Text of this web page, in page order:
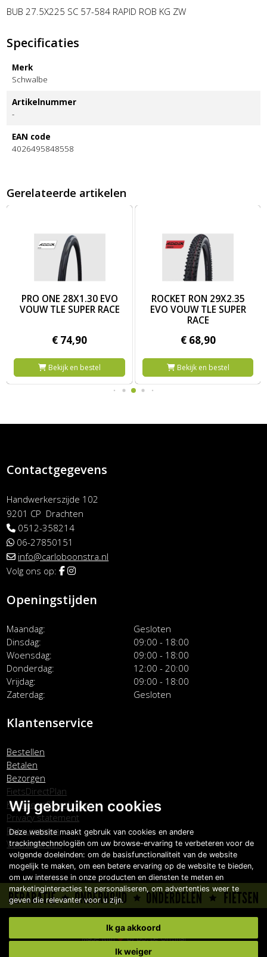
BUB 27.5X225 SC 57-584 RAPID ROB KG ZW
Specificaties
Merk
Schwalbe
Artikelnummer
-
EAN code
4026495848558
Gerelateerde artikelen
PRO ONE 28X1.30 EVO
VOUW TLE SUPER RACE
€ 74,90
Bekijk en bestel
ROCKET RON 29X2.35
EVO VOUW TLE SUPER
RACE
€ 68,90
Bekijk en bestel
Contactgegevens
Handwerkerszijde 102
9201 CP Drachten
0512-358214
06-27850151
info@carloboonstra.nl
Volg ons op:
Openingstijden
Maandag
Gesloten
Dinsdag
09:00 - 18:00
Woensdag
09:00 - 18:00
Donderdag
12:00 - 20:00
Vrijdag
09:00 - 18:00
Zaterdag
Gesloten
Klantenservice
Bestellen
Betalen
Bezorgen
FietsDirectPlan
Klachtenafhandeling
Privacy statement
Retourneren
Voorwaarden
Copyright © Carlo Boonstra de Fietsspecialist 2026
Made with
byBO. Be Original
Powered byBO Creator DXP®
Wij gebruiken cookies
Deze website maakt gebruik van cookies en andere
trackingtechnologiën om uw browse-ervaring te verbeteren voor de
volgende doeleinden: om de basisfunctionaliteit van de website
mogelijk te maken, om een betere ervaring op de website te bieden,
om uw interesse in onze producten en diensten te meten en
marketinginteracties te personaliseren, om advertenties weer te
geven die relevanter voor u zijn.
Ik ga akkoord
Ik weiger